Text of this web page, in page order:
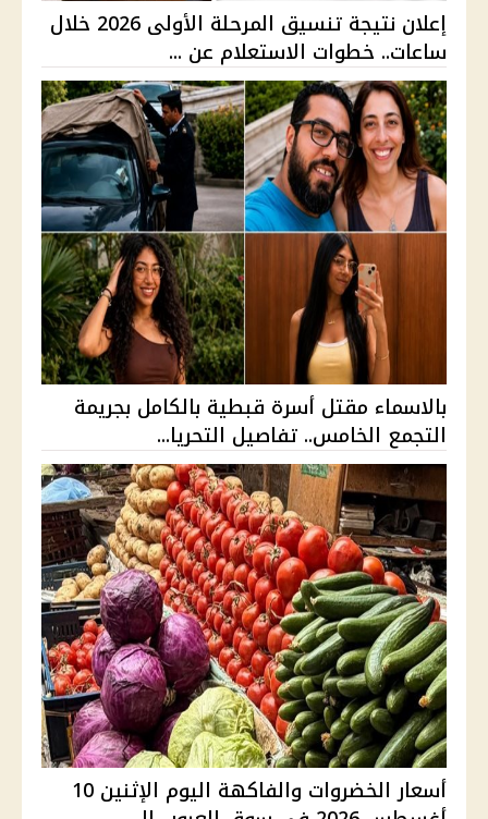
إعلان نتيجة تنسيق المرحلة الأولى 2026 خلال
ساعات.. خطوات الاستعلام عن ...
بالاسماء مقتل أسرة قبطية بالكامل بجريمة
التجمع الخامس.. تفاصيل التحريا...
أسعار الخضروات والفاكهة اليوم الإثنين 10